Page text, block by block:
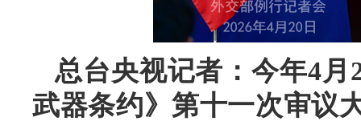
总台央视记者：今年4月
武器条约》第十一次审议